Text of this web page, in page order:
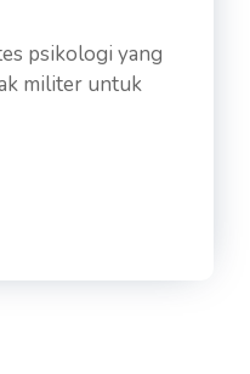
psikologi yang
militer untuk